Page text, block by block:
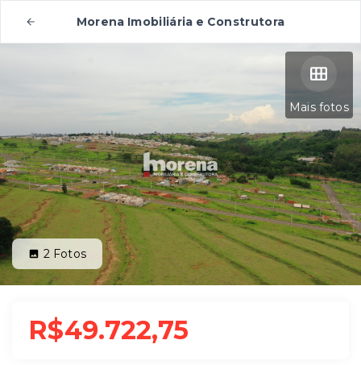
Morena Imobiliária e Construtora
Mais fotos
2 Fotos
R$49.722,75